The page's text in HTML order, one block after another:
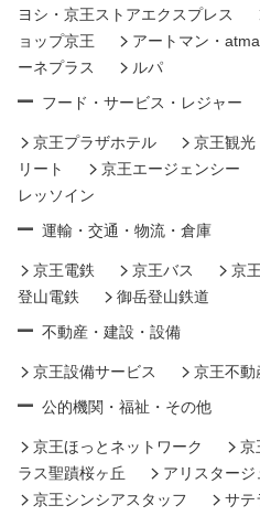
ヨシ・京王ストアエクスプレス
ョップ京王
アートマン・
ーネプラス
ルパ
フード・サービス・レジャー
京王プラザホテル 京王観光
リート
京王エージェンシー
レッソイン
運輸・交通・物流・倉庫
京王電鉄 京王バス 京
登山電鉄
御岳登山鉄道
不動産・建設・設備
京王設備サービス 京王不動
公的機関・福祉・その他
京王ほっとネットワーク 京
ラス聖蹟桜ヶ丘
アリスタージ
京王シンシアスタッフ
サテ